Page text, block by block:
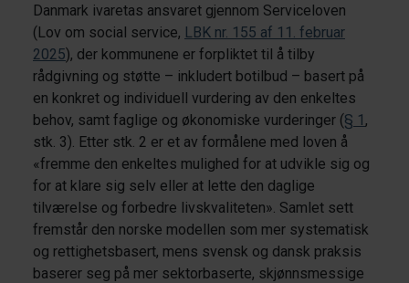
Danmark ivaretas ansvaret gjennom Serviceloven
(Lov om social service, LBK nr. 155 af 11. februar
2025), der kommunene er forpliktet til å tilby
rådgivning og støtte – inkludert botilbud – basert på
en konkret og individuell vurdering av den enkeltes
behov, samt faglige og økonomiske vurderinger (§ 1 ,
stk. 3). Etter stk. 2 er et av formålene med loven å
«fremme den enkeltes mulighed for at udvikle sig og
for at klare sig selv eller at lette den daglige
tilværelse og forbedre livskvaliteten». Samlet sett
fremstår den norske modellen som mer systematisk
og rettighetsbasert, mens svensk og dansk praksis
baserer seg på mer sektorbaserte, skjønnsmessige